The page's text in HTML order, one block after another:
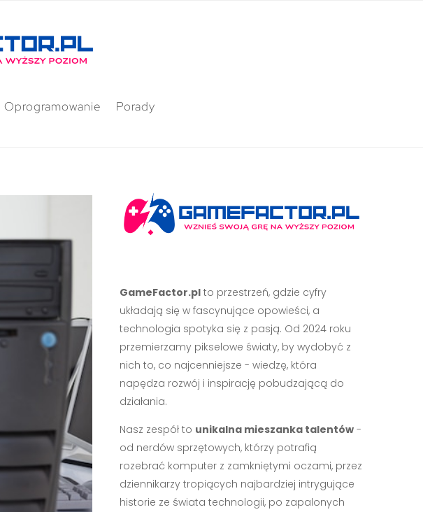
Oprogramowanie Porady
GameFactor.plto przestrzeń, gdzie cyfry
układają się w fascynujące opowieści, a
technologia spotyka się z pasją. Od 2024 roku
przemierzamy pikselowe światy, by wydobyć z
nich to, co najcenniejsze - wiedzę, która
napędza rozwój i inspirację pobudzającą do
działania.
Nasz zespół to unikalna mieszanka talentów-
od nerdów sprzętowych, którzy potrafią
rozebrać komputer z zamkniętymi oczami, przez
dziennikarzy tropiących najbardziej intrygujące
historie ze świata technologii, po zapalonych